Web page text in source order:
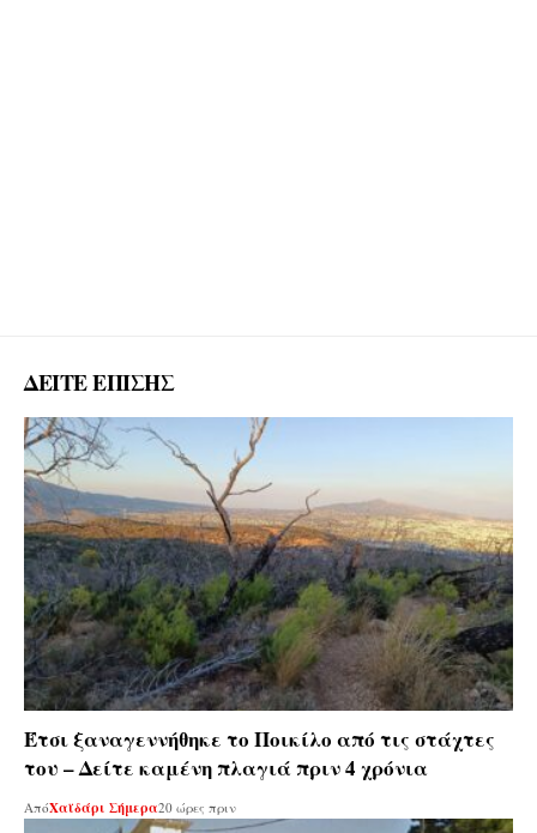
ΔΕΙΤΕ ΕΠΙΣΗΣ
Έτσι ξαναγεννήθηκε το Ποικίλο από τις στάχτες
του – Δείτε καμένη πλαγιά πριν 4 χρόνια
ΑπόΧαϊδάρι Σήμερα20 ώρες πριν